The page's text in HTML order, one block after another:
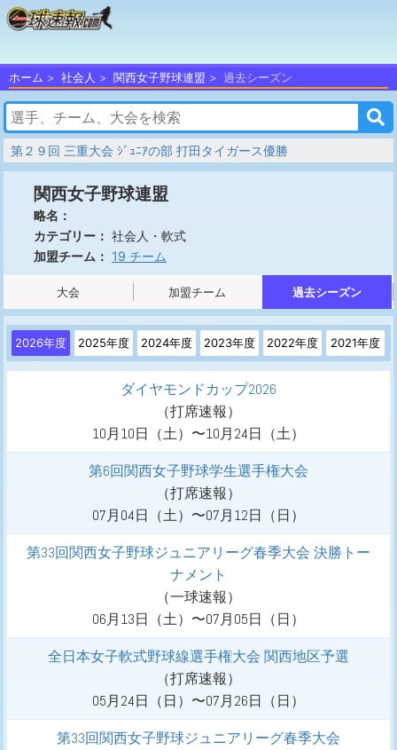
ホーム 社会人 関西女子野球連盟 過去シーズン
第２９回 三重大会 ｼﾞｭﾆｱの部 打田タイガース優勝
関西女子野球連盟
略名：
カテゴリー： 社会人・軟式
加盟チーム： 19 チーム
大会 加盟チーム 過去シーズン
2026年度 2025年度 2024年度 2023年度 2022年度 2021年度
ダイヤモンドカップ2026
（打席速報）
10月10日（土）〜10月24日（土）
第6回関西女子野球学生選手権大会
（打席速報）
07月04日（土）〜07月12日（日）
第33回関西女子野球ジュニアリーグ春季大会 決勝トー
ナメント
（一球速報）
06月13日（土）〜07月05日（日）
全日本女子軟式野球線選手権大会 関西地区予選
（打席速報）
05月24日（日）〜07月26日（日）
第33回関西女子野球ジュニアリーグ春季大会